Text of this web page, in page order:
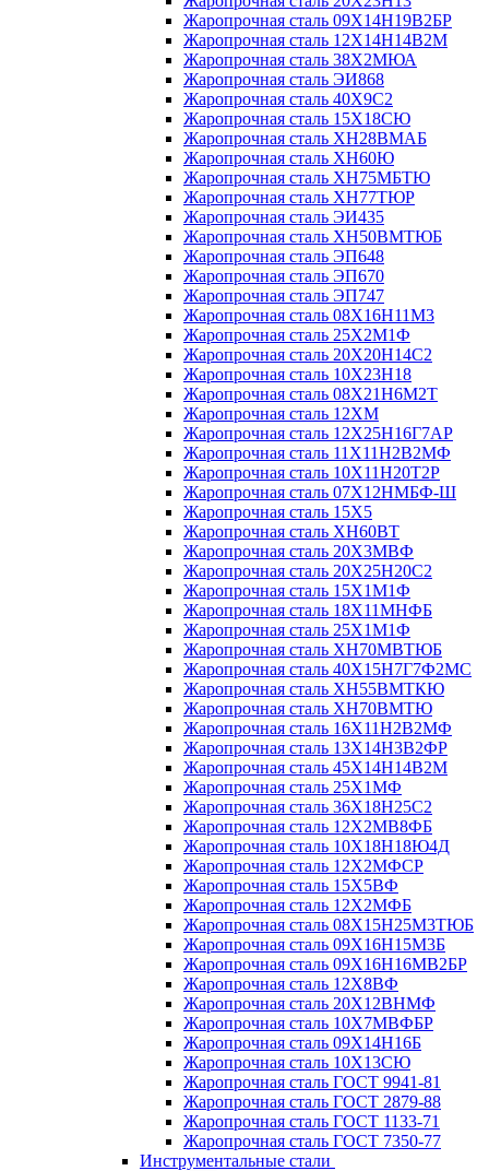
Жаропрочная сталь 09Х14Н19В2БР
Жаропрочная сталь 12Х14Н14В2М
Жаропрочная сталь 38Х2МЮА
Жаропрочная сталь ЭИ868
Жаропрочная сталь 40Х9С2
Жаропрочная сталь 15Х18СЮ
Жаропрочная сталь ХН28ВМАБ
Жаропрочная сталь ХН60Ю
Жаропрочная сталь ХН75МБТЮ
Жаропрочная сталь ХН77ТЮР
Жаропрочная сталь ЭИ435
Жаропрочная сталь ХН50ВМТЮБ
Жаропрочная сталь ЭП648
Жаропрочная сталь ЭП670
Жаропрочная сталь ЭП747
Жаропрочная сталь 08Х16Н11М3
Жаропрочная сталь 25Х2М1Ф
Жаропрочная сталь 20Х20Н14С2
Жаропрочная сталь 10Х23Н18
Жаропрочная сталь 08Х21Н6М2Т
Жаропрочная сталь 12ХМ
Жаропрочная сталь 12Х25Н16Г7АР
Жаропрочная сталь 11Х11Н2В2МФ
Жаропрочная сталь 10Х11Н20Т2Р
Жаропрочная сталь 07Х12НМБФ-Ш
Жаропрочная сталь 15Х5
Жаропрочная сталь ХН60ВТ
Жаропрочная сталь 20Х3МВФ
Жаропрочная сталь 20Х25Н20С2
Жаропрочная сталь 15Х1М1Ф
Жаропрочная сталь 18Х11МНФБ
Жаропрочная сталь 25Х1М1Ф
Жаропрочная сталь ХН70МВТЮБ
Жаропрочная сталь 40Х15Н7Г7Ф2МС
Жаропрочная сталь ХН55ВМТКЮ
Жаропрочная сталь ХН70ВМТЮ
Жаропрочная сталь 16Х11Н2В2МФ
Жаропрочная сталь 13Х14Н3В2ФР
Жаропрочная сталь 45Х14Н14В2М
Жаропрочная сталь 25Х1МФ
Жаропрочная сталь 36Х18Н25С2
Жаропрочная сталь 12Х2МВ8ФБ
Жаропрочная сталь 10Х18Н18Ю4Д
Жаропрочная сталь 12Х2МФСР
Жаропрочная сталь 15Х5ВФ
Жаропрочная сталь 12Х2МФБ
Жаропрочная сталь 08Х15Н25М3ТЮБ
Жаропрочная сталь 09Х16Н15М3Б
Жаропрочная сталь 09Х16Н16МВ2БР
Жаропрочная сталь 12Х8ВФ
Жаропрочная сталь 20Х12ВНМФ
Жаропрочная сталь 10Х7МВФБР
Жаропрочная сталь 09Х14Н16Б
Жаропрочная сталь 10Х13СЮ
Жаропрочная сталь ГОСТ 9941-81
Жаропрочная сталь ГОСТ 2879-88
Жаропрочная сталь ГОСТ 1133-71
Жаропрочная сталь ГОСТ 7350-77
Инструментальные стали